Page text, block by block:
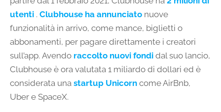
utenti . Clubhouse ha annunciato nuove
funzionalità in arrivo, come mance, biglietti o
abbonamenti, per pagare direttamente i creatori
sull’app. Avendo raccolto nuovi fondi dal suo lancio,
Clubhouse è ora valutata 1 miliardo di dollari ed è
considerata una startup Unicorn come AirBnb,
Uber e SpaceX.